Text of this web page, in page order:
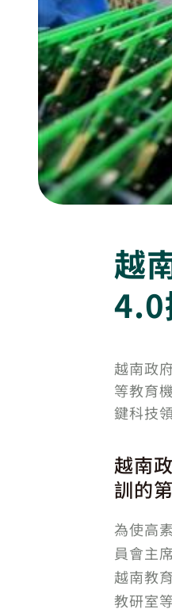
越
4.0
越南政
等教育
鍵科技
越南
訓的
為使高
員會主
越南教
教研室